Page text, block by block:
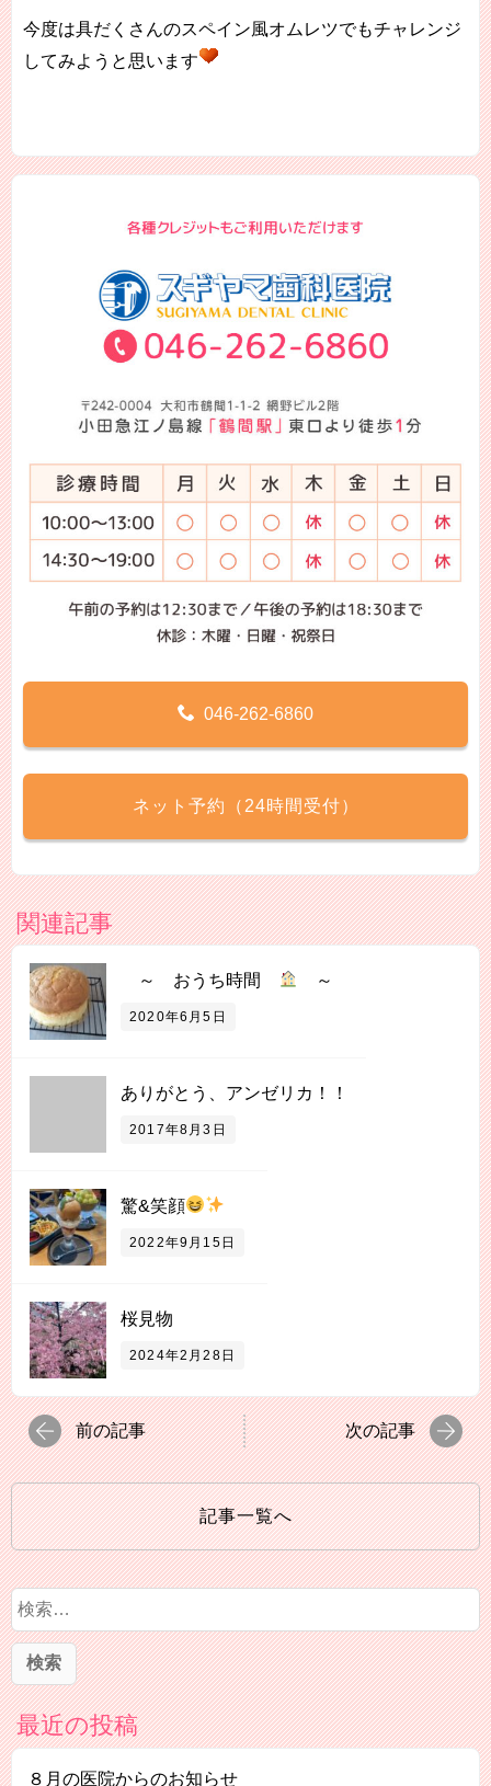
今度は具だくさんのスペイン風オムレツでもチャレンジ
してみようと思います
046-262-6860
ネット予約（24時間受付）
関連記事
～ おうち時間 ～
2020年6月5日
ありがとう、アンゼリカ！！
2017年8月3日
驚&笑顔
2022年9月15日
桜見物
2024年2月28日
前の記事 次の記事
記事一覧へ
検
索
最近の投稿
８月の医院からのお知らせ